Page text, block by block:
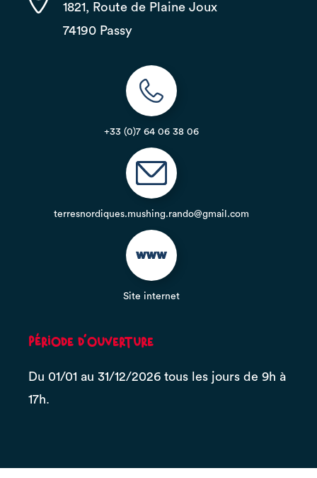
1821, Route de Plaine Joux
74190 Passy
+33 (0)7 64 06 38 06
terresnordiques.mushing.rando@gmail.com
Site internet
Période d'ouverture
Du 01/01 au 31/12/2026 tous les jours de 9h à
17h.